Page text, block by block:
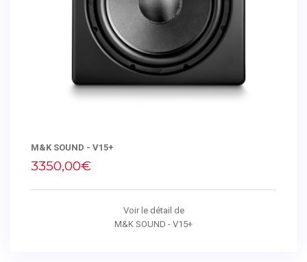
M&K SOUND - V15+
3350,00€
Voir le détail de
M&K SOUND - V15+